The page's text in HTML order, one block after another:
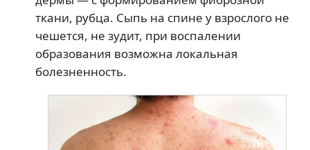
ткани, рубца. Сыпь на спине у взрослого не
чешется, не зудит, при воспалении
образования возможна локальная
болезненность.